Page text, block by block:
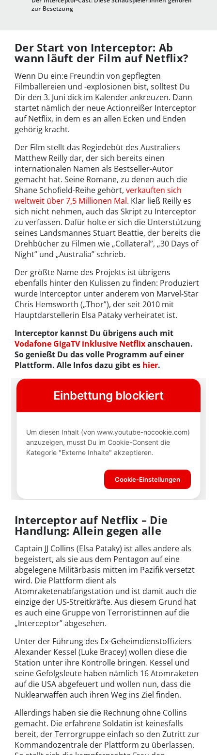
zur Besetzung
Der Start von Interceptor: Ab
wann läuft der Film auf Netflix?
Wenn Du ein:e Freund:in von gepflegten
Filmballereien und -explosionen bist, solltest Du
Dir den 3. Juni dick im Kalender ankreuzen. Dann
startet nämlich der neue Actionreißer Interceptor
auf Netflix, in dem es an allen Ecken und Enden
gehörig kracht.
Der Film stellt das Regiedebüt des Australiers
Matthew Reilly dar, der sich bereits einen
internationalen Namen als Bestseller-Autor
gemacht hat. Seine Romane, zu denen auch die
Shane Schofield-Reihe gehört, verkauften sich
weltweit über 7,5 Millionen Mal. Klar ließ Reilly es
sich nicht nehmen, auch das Skript zu Interceptor
zu verfassen. Dafür holte er sich die Unterstützung
seines Landsmannes Stuart Beattie, der bereits die
Drehbücher zu Filmen wie „Collateral”, „30 Days of
Night” und „Australia” schrieb.
Der größte Name des Projekts ist übrigens
ebenfalls hinter den Kulissen zu finden: Produziert
wurde Interceptor unter anderem von Marvel-Star
Chris Hemsworth („Thor”), der seit 2010 mit
Hauptdarstellerin Elsa Pataky verheiratet ist.
Interceptor kannst Du übrigens auch mit
Vodafone GigaTV inklusive Netflixanschauen.
So genießt Du das volle Programm auf einer
Plattform. Alle Infos dazu gibt es hier.
Interceptor auf Netflix – Die
Handlung: Allein gegen alle
Captain JJ Collins (Elsa Pataky) ist alles andere als
begeistert, als sie aus dem Pentagon auf eine
abgelegene Militärbasis mitten im Pazifik versetzt
wird. Die Plattform dient als
Atomraketenabfangstation und ist damit auch die
einzige der US-Streitkräfte. Aus diesem Grund hat
es auch eine Gruppe von Terrorist:innen auf die
„Interceptor” abgesehen.
Unter der Führung des Ex-Geheimdienstoffiziers
Alexander Kessel (Luke Bracey) wollen diese die
Station unter ihre Kontrolle bringen. Kessel und
seine Gefolgsleute haben nämlich 16 Atomraketen
auf die USA abgefeuert und wollen nun, dass die
Nuklearwaffen auch ihren Weg ins Ziel finden.
Allerdings haben sie die Rechnung ohne Collins
gemacht. Die erfahrene Soldatin ist keinesfalls
bereit, der Terrorgruppe einfach so den Zutritt zur
Kommandozentrale der Plattform zu überlassen.